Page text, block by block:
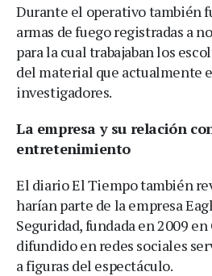
Durante el operativo también
armas de fuego registradas a
para la cual trabajaban los
del material que actualmente
investigadores.
La empresa y su relación
entretenimiento
El diario El Tiempo también
harían parte de la empresa
Seguridad, fundada en 2009
difundido en redes sociales
a figuras del espectáculo.